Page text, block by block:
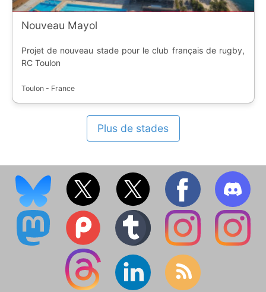
Nouveau Mayol
Projet de nouveau stade pour le club français de rugby,
RC Toulon
Toulon - France
Plus de stades